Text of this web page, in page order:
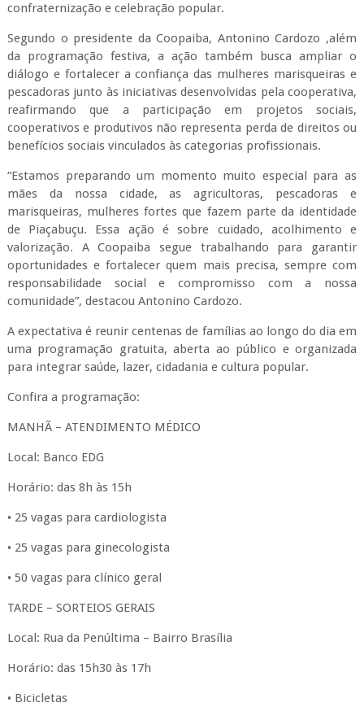
confraternização e celebração popular.
Segundo o presidente da Coopaiba, Antonino Cardozo ,além
da programação festiva, a ação também busca ampliar o
diálogo e fortalecer a confiança das mulheres marisqueiras e
pescadoras junto às iniciativas desenvolvidas pela cooperativa,
reafirmando que a participação em projetos sociais,
cooperativos e produtivos não representa perda de direitos ou
benefícios sociais vinculados às categorias profissionais.
“Estamos preparando um momento muito especial para as
mães da nossa cidade, as agricultoras, pescadoras e
marisqueiras, mulheres fortes que fazem parte da identidade
de Piaçabuçu. Essa ação é sobre cuidado, acolhimento e
valorização. A Coopaiba segue trabalhando para garantir
oportunidades e fortalecer quem mais precisa, sempre com
responsabilidade social e compromisso com a nossa
comunidade”, destacou Antonino Cardozo.
A expectativa é reunir centenas de famílias ao longo do dia em
uma programação gratuita, aberta ao público e organizada
para integrar saúde, lazer, cidadania e cultura popular.
Confira a programação:
MANHÃ – ATENDIMENTO MÉDICO
Local: Banco EDG
Horário: das 8h às 15h
• 25 vagas para cardiologista
• 25 vagas para ginecologista
• 50 vagas para clínico geral
TARDE – SORTEIOS GERAIS
Local: Rua da Penúltima – Bairro Brasília
Horário: das 15h30 às 17h
• Bicicletas